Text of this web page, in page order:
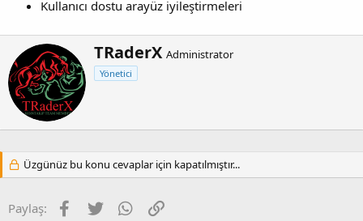
Kullanıcı dostu arayüz iyileştirmeleri
Y
a
z
TRaderX Administrator
Yönetici
Üzgünüz bu konu cevaplar için kapatılmıştır...
Paylaş: Facebook
Twitter WhatsApp